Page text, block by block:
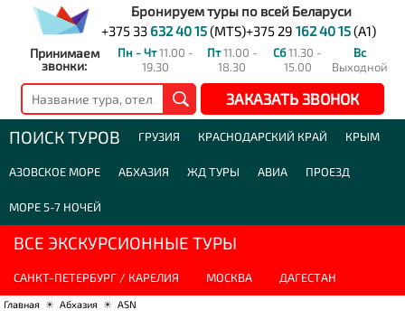
Бронируем туры по всей Беларуси
+375 33 632 40 15(MTS)+375 29 162 40 15(A1)
Принимаем
звонки:
Пн - Чт11.00 -
19.30
Пт11.00 -
18.30
Сб11.30 -
15.00
Вс
Выходной
ЗАКАЗАТЬ ЗВОНОК
ПОИСК ТУРОВ ГРУЗИЯ КРАСНОДАРСКИЙ КРАЙ КРЫМ
АЗОВСКОЕ МОРЕ АБХАЗИЯ ЖД ТУРЫ АВИА ПРОЕЗД
МОРЕ 5-7 НОЧЕЙ
ВСЕ ЭКСКУРСИОННЫЕ ТУРЫ
САНКТ-ПЕТЕРБУРГ / КАРЕЛИЯ МОСКВА ДАГЕСТАН
Главная ☀ Абхазия ☀ ASN